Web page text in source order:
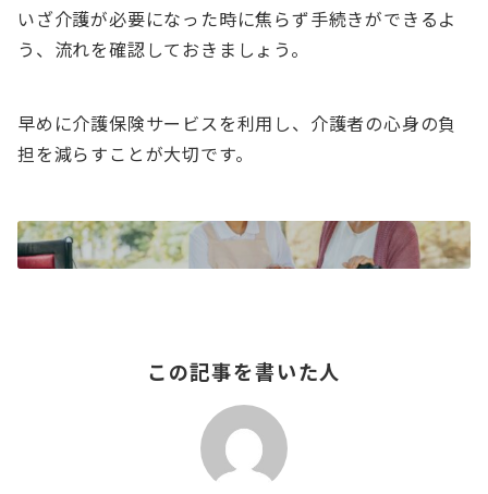
いざ介護が必要になった時に焦らず手続きができるよ
う、流れを確認しておきましょう。
早めに介護保険サービスを利用し、介護者の心身の負
担を減らすことが大切です。
この記事を書いた人